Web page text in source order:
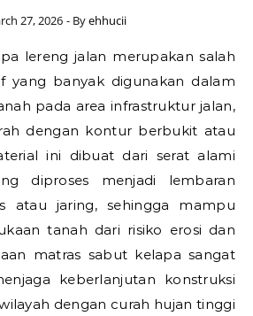
27, 2026 - Byehhucii
yang banyak digunakan dalam
pada area infrastruktur jalan,
dengan kontur berbukit atau
ini dibuat dari serat alami
diproses menjadi lembaran
atau jaring, sehingga mampu
tanah dari risiko erosi dan
matras sabut kelapa sangat
keberlanjutan konstruksi
dengan curah hujan tinggi